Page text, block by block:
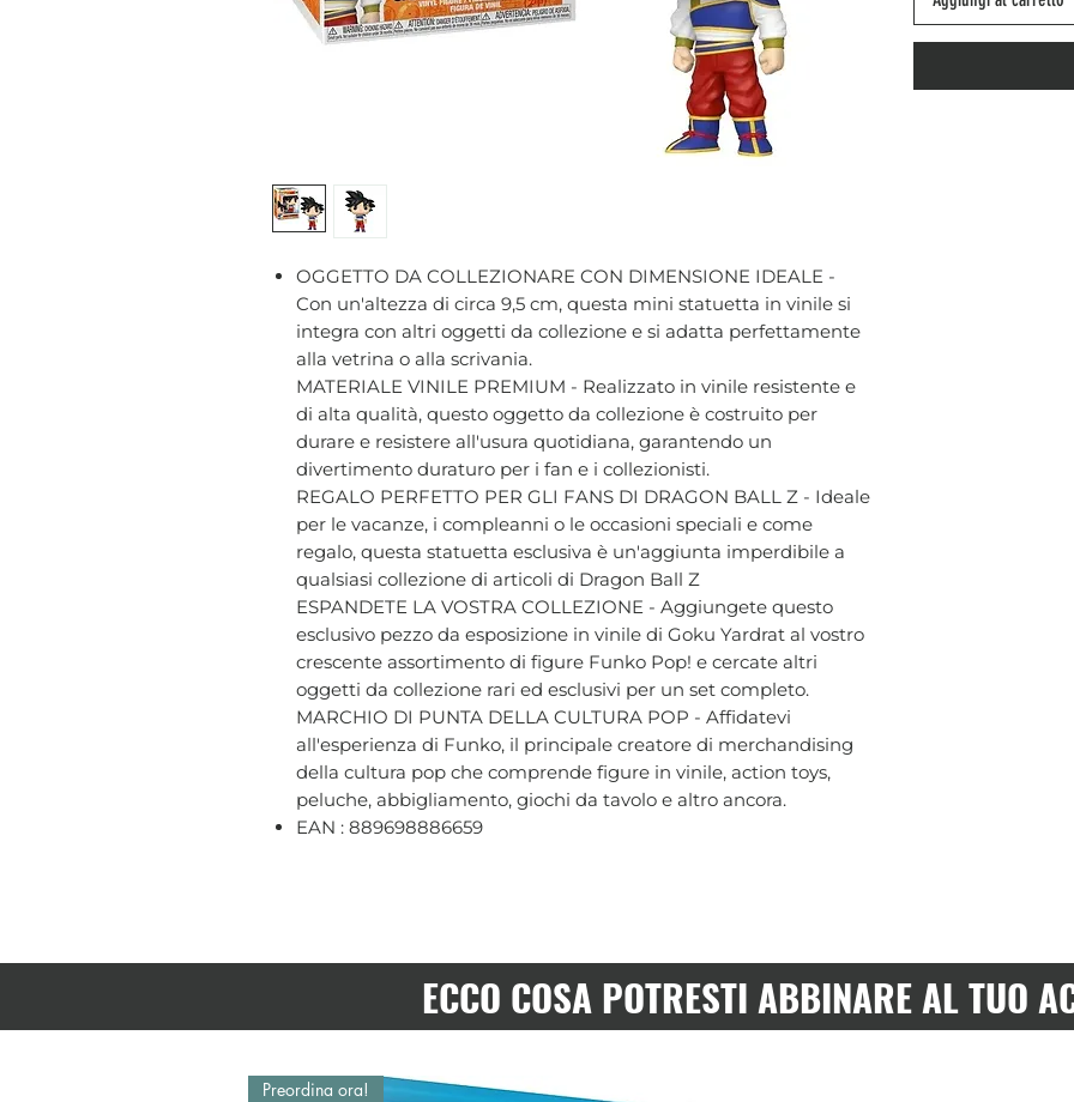
OGGETTO DA COLLEZIONARE CON DIMENSIONE IDEALE -
Con un'altezza di circa 9,5 cm, questa mini statuetta in vinile si
integra con altri oggetti da collezione e si adatta perfettamente
alla vetrina o alla scrivania.
MATERIALE VINILE PREMIUM - Realizzato in vinile resistente e
di alta qualità, questo oggetto da collezione è costruito per
durare e resistere all'usura quotidiana, garantendo un
divertimento duraturo per i fan e i collezionisti.
REGALO PERFETTO PER GLI FANS DI DRAGON BALL Z - Ideale
per le vacanze, i compleanni o le occasioni speciali e come
regalo, questa statuetta esclusiva è un'aggiunta imperdibile a
qualsiasi collezione di articoli di Dragon Ball Z
ESPANDETE LA VOSTRA COLLEZIONE - Aggiungete questo
esclusivo pezzo da esposizione in vinile di Goku Yardrat al vostro
crescente assortimento di figure Funko Pop! e cercate altri
oggetti da collezione rari ed esclusivi per un set completo.
MARCHIO DI PUNTA DELLA CULTURA POP - Affidatevi
all'esperienza di Funko, il principale creatore di merchandising
della cultura pop che comprende figure in vinile, action toys,
peluche, abbigliamento, giochi da tavolo e altro ancora.
EAN : 889698886659
ECCO COSA POTRESTI ABBINARE AL TUO
Preordina ora!